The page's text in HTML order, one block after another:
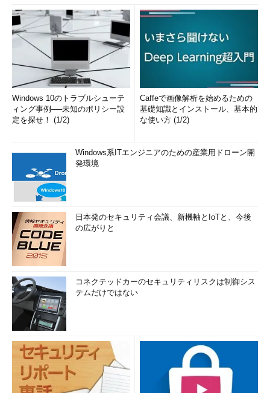
Windows 10のトラブルシューテ
ィング事例──未知のポリシー設
定を探せ！ (1/2)
Caffeで画像解析を始めるための
基礎知識とインストール、基本的
な使い方 (1/2)
Windows系ITエンジニアのための産業用ドローン開
発環境
日本発のセキュリティ会議、新機軸とIoTと、今後
の広がりと
コネクテッドカーのセキュリティリスクは制御シス
テムだけではない